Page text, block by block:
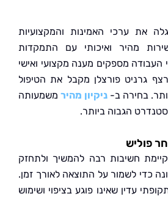
האמינות והמקצועיות
ואיכותי עם התמקדות
מענה מקצועי ואישי
פורצלן מקבל את הטיפול
ב-ניקיון מהירמשמעותה
ביותר.
רבה להמשיך ולתחזק
על התוצאה לאורך זמן.
שאינו פוגע בציפוי ושימוש